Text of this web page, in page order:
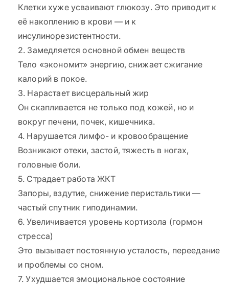
Клетки хуже усваивают глюкозу. Это приводит к
её накоплению в крови — и к
инсулинорезистентности.
2. Замедляется основной обмен веществ
Тело «экономит» энергию, снижает сжигание
калорий в покое.
3. Нарастает висцеральный жир
Он скапливается не только под кожей, но и
вокруг печени, почек, кишечника.
4. Нарушается лимфо- и кровообращение
Возникают отеки, застой, тяжесть в ногах,
головные боли.
5. Страдает работа ЖКТ
Запоры, вздутие, снижение перистальтики —
частый спутник гиподинамии.
6. Увеличивается уровень кортизола (гормон
стресса)
Это вызывает постоянную усталость, переедание
и проблемы со сном.
7. Ухудшается эмоциональное состояние